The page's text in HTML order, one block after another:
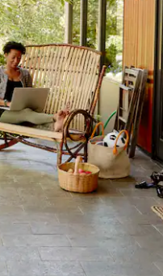
omhoog en